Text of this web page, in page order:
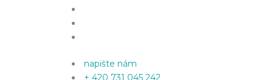
napište nám
+ 420 731 045 242